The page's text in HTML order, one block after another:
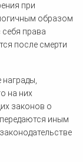
при
образом
права
после смерти
награды,
на них
законов о
иным